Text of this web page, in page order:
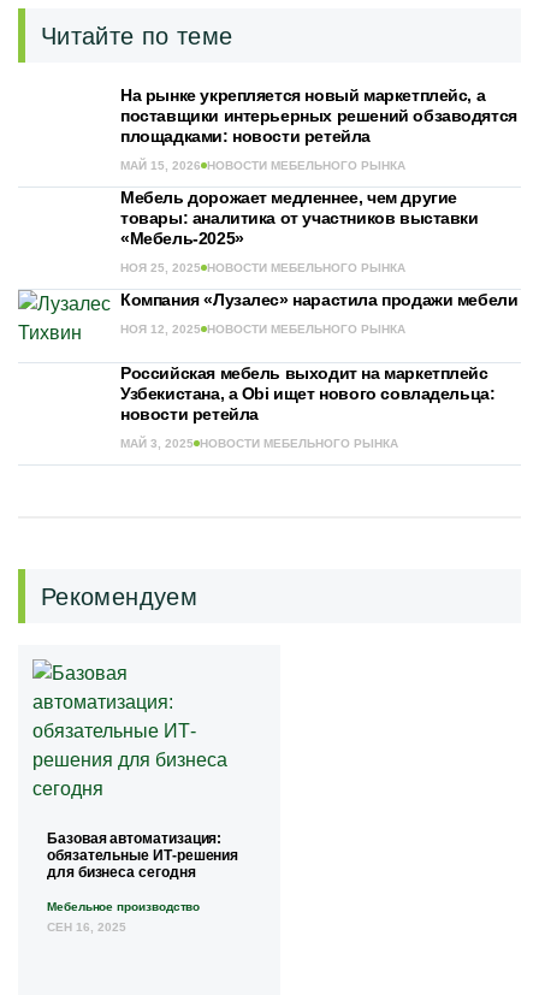
Читайте по теме
На рынке укрепляется новый маркетплейс, а
поставщики интерьерных решений обзаводятся
площадками: новости ретейла
МАЙ 15, 2026 НОВОСТИ МЕБЕЛЬНОГО РЫНКА
Мебель дорожает медленнее, чем другие
товары: аналитика от участников выставки
«Мебель-2025»
НОЯ 25, 2025 НОВОСТИ МЕБЕЛЬНОГО РЫНКА
Компания «Лузалес» нарастила продажи мебели
НОЯ 12, 2025 НОВОСТИ МЕБЕЛЬНОГО РЫНКА
Российская мебель выходит на маркетплейс
Узбекистана, а Obi ищет нового совладельца:
новости ретейла
МАЙ 3, 2025 НОВОСТИ МЕБЕЛЬНОГО РЫНКА
Рекомендуем
Базовая автоматизация:
обязательные ИТ-решения
для бизнеса сегодня
Мебельное производство
СЕН 16, 2025